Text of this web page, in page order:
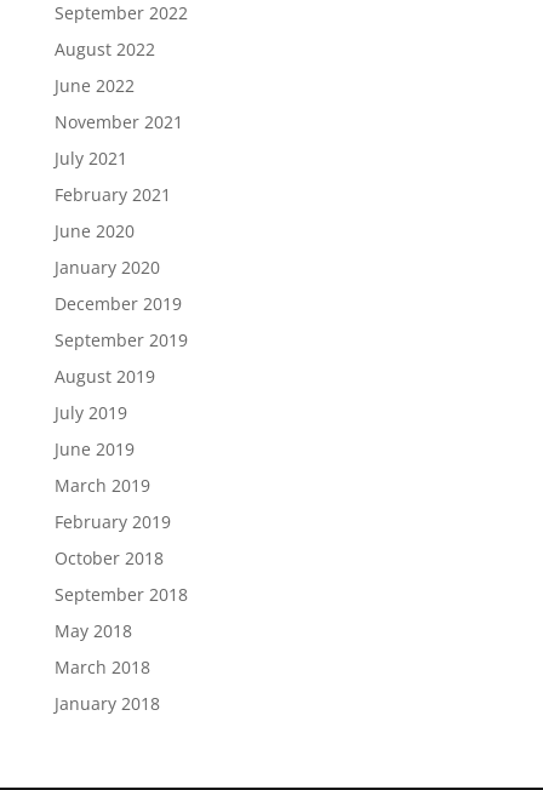
September 2022
August 2022
June 2022
November 2021
July 2021
February 2021
June 2020
January 2020
December 2019
September 2019
August 2019
July 2019
June 2019
March 2019
February 2019
October 2018
September 2018
May 2018
March 2018
January 2018